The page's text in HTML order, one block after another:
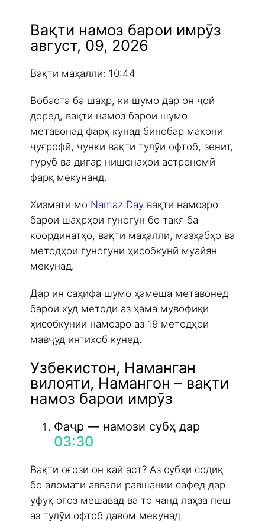
Вақти намоз барои имрӯз
август, 09, 2026
Вақти маҳаллӣ: 10:44
Вобаста ба шаҳр, ки шумо дар он ҷой
доред, вақти намоз барои шумо
метавонад фарқ кунад бинобар макони
ҷуғрофӣ, чунки вақти тулӯи офтоб, зенит,
ғуруб ва дигар нишонаҳои астрономӣ
фарқ мекунанд.
Хизмати мо Namaz Day вақти намозро
барои шаҳрҳои гуногун бо такя ба
координатҳо, вақти маҳаллӣ, мазҳабҳо ва
методҳои гуногуни ҳисобкунӣ муайян
мекунад.
Дар ин саҳифа шумо ҳамеша метавонед
барои худ методи аз ҳама мувофиқи
ҳисобкунии намозро аз 19 методҳои
мавҷуд интихоб кунед.
Узбекистон, Наманган
вилояти, Намангон – вақти
намоз барои имрӯз
Фаҷр — намози субҳ дар
03:30
Вақти оғози он кай аст? Аз субҳи содиқ
бо аломати аввали равшании сафед дар
уфуқ оғоз мешавад ва то чанд лаҳза пеш
аз тулӯи офтоб давом мекунад.